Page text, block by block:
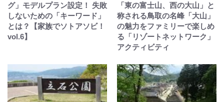
グ」モデルプラン設定！ 失敗
しないための「キーワード」
とは？【家族でソトアソビ！
vol.6】
「東の富士山、西の大山」と
称される鳥取の名峰「大山」
の魅力をファミリーで楽しめ
る「リゾートネットワーク」
アクティビティ